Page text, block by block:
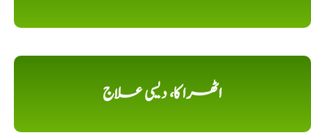
اٹھرا کا، دیسی علاج